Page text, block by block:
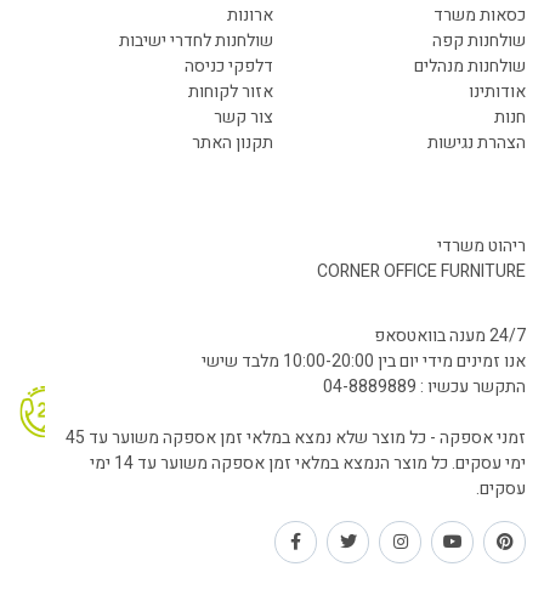
כסאות משרד
ארונות
שולחנות קפה
שולחנות לחדרי ישיבות
שולחנות מנהלים
דלפקי כניסה
אודותינו
אזור לקוחות
חנות
צור קשר
הצהרת נגישות
תקנון האתר
ריהוט משרדי
CORNER OFFICE FURNITURE
24/7 מענה בוואטסאפ
אנו זמינים מידי יום בין 10:00-20:00 מלבד שישי
התקשר עכשיו : 04-8889889
זמני אספקה - כל מוצר שלא נמצא במלאי זמן אספקה משוער עד 45
ימי עסקים. כל מוצר הנמצא במלאי זמן אספקה משוער עד 14 ימי
עסקים.